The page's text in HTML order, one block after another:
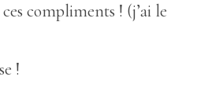
compliments ! (j’ai le
!